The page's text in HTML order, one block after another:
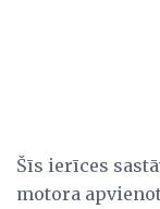
Šīs ierīces
motora